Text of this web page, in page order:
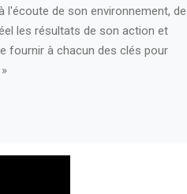
l'écoute de son environnement, de
les résultats de son action et
fournir à chacun des clés pour